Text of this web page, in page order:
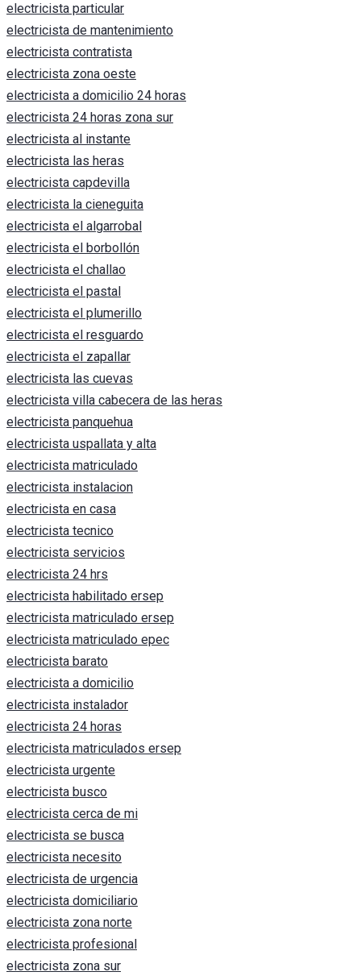
electricista particular
electricista de mantenimiento
electricista contratista
electricista zona oeste
electricista a domicilio 24 horas
electricista 24 horas zona sur
electricista al instante
electricista las heras
electricista capdevilla
electricista la cieneguita
electricista el algarrobal
electricista el borbollón
electricista el challao
electricista el pastal
electricista el plumerillo
electricista el resguardo
electricista el zapallar
electricista las cuevas
electricista villa cabecera de las heras
electricista panquehua
electricista uspallata y alta
electricista matriculado
electricista instalacion
electricista en casa
electricista tecnico
electricista servicios
electricista 24 hrs
electricista habilitado ersep
electricista matriculado ersep
electricista matriculado epec
electricista barato
electricista a domicilio
electricista instalador
electricista 24 horas
electricista matriculados ersep
electricista urgente
electricista busco
electricista cerca de mi
electricista se busca
electricista necesito
electricista de urgencia
electricista domiciliario
electricista zona norte
electricista profesional
electricista zona sur